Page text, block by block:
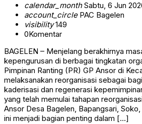
calendar_monthSabtu, 6 Jun
account_circlePAC Bagelen
visibility149
0Komentar
BAGELEN – Menjelang berakhirnya
kepengurusan di berbagai tingkatan
Pimpinan Ranting (PR) GP Ansor di
melaksanakan reorganisasi sebagai
kaderisasi dan regenerasi
yang telah memulai tahapan
Ansor Desa Bagelen, Bapangsari,
ini menjadi bagian penting dalam […]